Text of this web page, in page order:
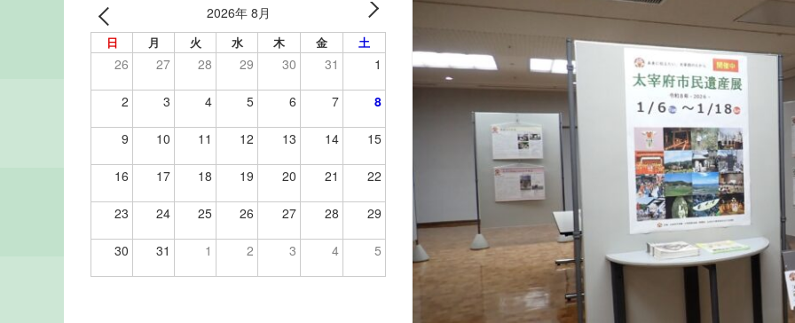
2026年 8月
日 月 火 水 木 金 土
26 27 28 29 30 31 1
2 3 4 5 6 7 8
9 10 11 12 13 14 15
16 17 18 19 20 21 22
23 24 25 26 27 28 29
30 31 1 2 3 4 5